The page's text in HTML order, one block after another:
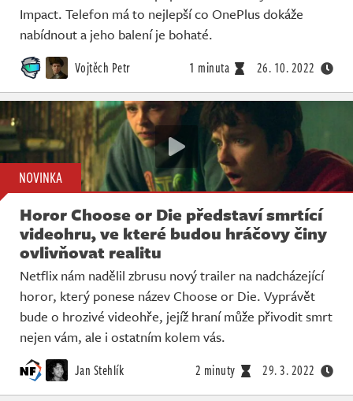
Impact. Telefon má to nejlepší co OnePlus dokáže
nabídnout a jeho balení je bohaté.
Vojtěch Petr 1 minuta 26. 10. 2022
NOVINKA
Horor Choose or Die představí smrtící
videohru, ve které budou hráčovy činy
ovlivňovat realitu
Netflix nám nadělil zbrusu nový trailer na nadcházející
horor, který ponese název Choose or Die. Vyprávět
bude o hrozivé videohře, jejíž hraní může přivodit smrt
nejen vám, ale i ostatním kolem vás.
Jan Stehlík 2 minuty 29. 3. 2022